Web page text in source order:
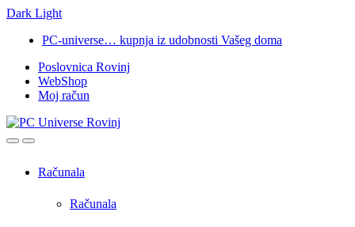
Dark Light
navigation
content
PC-universe… kupnja iz udobnosti Vašeg doma
Poslovnica Rovinj
WebShop
Moj račun
OpenClose
Računala
Računala